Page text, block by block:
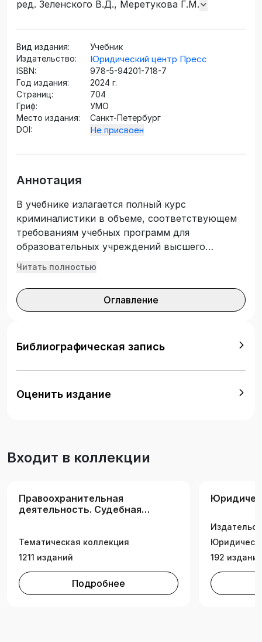
Корчагин А.Ю., Меретуков Г.М., Сабиров Х.А.,
Савельев В.А., Степанов В.В., Шапиро Л.Г.,
Швец С.В., Шелудченко В.И.
ред. Зеленского В.Д., Меретукова Г.М.
Вид издания:
Учебник
Издательство:
Юридический центр Пресс
ISBN:
978-5-94201-718-7
Год издания:
2024 г.
Страниц:
704
Гриф:
УМО
Место издания:
Санкт-Петербург
DOI:
Не присвоен
Аннотация
В учебнике излагается полный курс
криминалистики в объеме, соответствующем
требованиям учебных программ для
образовательных учреждений высшего
образования юридического профиля. Отражено
изложены ее теоретические и
методологические основы, раскрыто
раскрытия преступлений. Учебник
вузов, а также может быть полезен
работникам суда, прокуратуры, органов
следствия и дознания.
Читать полностью
Оглавление
Библиографическая запись
Оценить издание
Входит в коллекции
Правоохранительная
деятельность. Судебная
Тематическая коллекция
1211 изданий
Подробнее
192